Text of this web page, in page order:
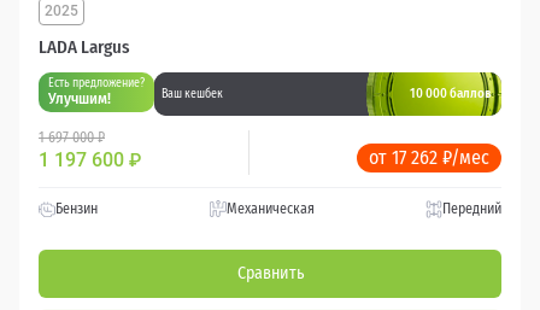
LADA Largus
2025
Есть предложение?
Улучшим! Ваш кешбек 10 000 баллов
1 697 000 ₽
1 197 600 ₽ от 17 262 ₽/мес
Бензин Механическая Передний
Сравнить